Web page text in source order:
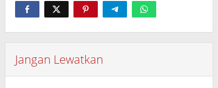
Jangan Lewatkan